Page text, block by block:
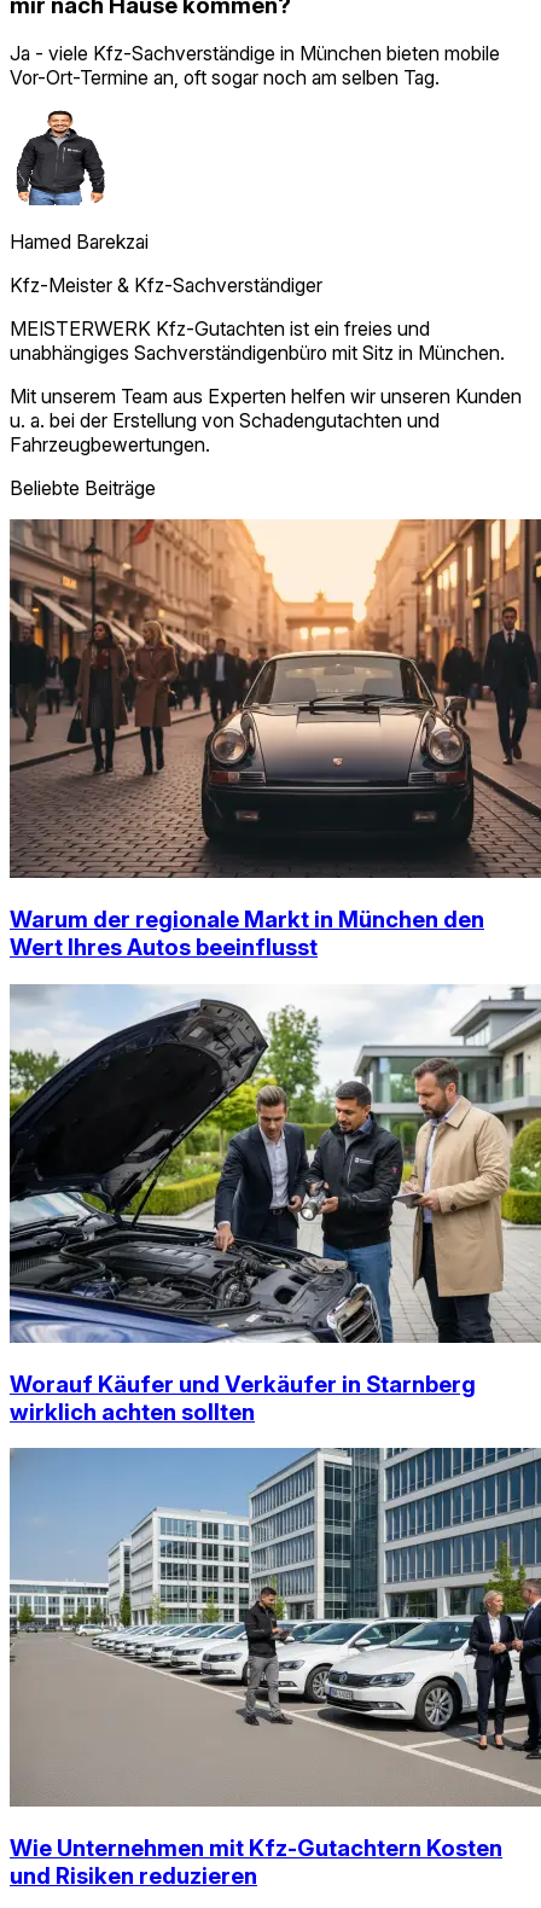
Ja - viele Kfz-Sachverständige in München bieten mobile
Vor-Ort-Termine an, oft sogar noch am selben Tag.
Hamed Barekzai
Kfz-Meister & Kfz‑Sachverständiger
MEISTERWERK Kfz-Gutachten ist ein freies und
unabhängiges Sachverständigenbüro mit Sitz in München.
Mit unserem Team aus Experten helfen wir unseren Kunden
u. a. bei der Erstellung von Schadengutachten und
Fahrzeugbewertungen.
Beliebte Beiträge
Warum der regionale Markt in München den
Wert Ihres Autos beeinflusst
Worauf Käufer und Verkäufer in Starnberg
wirklich achten sollten
Wie Unternehmen mit Kfz-Gutachtern Kosten
und Risiken reduzieren